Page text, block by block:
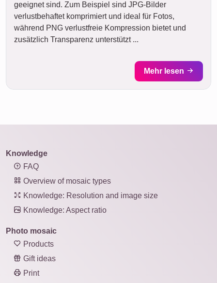
geeignet sind. Zum Beispiel sind JPG-Bilder
verlustbehaftet komprimiert und ideal für Fotos,
während PNG verlustfreie Kompression bietet und
zusätzlich Transparenz unterstützt ...
Mehr lesen
Knowledge
FAQ
Overview of mosaic types
Knowledge: Resolution and image size
Knowledge: Aspect ratio
Photo mosaic
Products
Gift ideas
Print